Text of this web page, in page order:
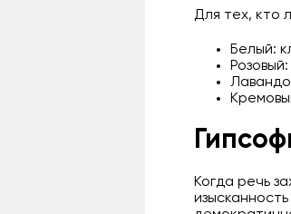
Для тех, кто
Белый:
Когда речь